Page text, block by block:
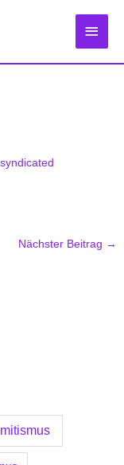
,syndicated
Nächster Beitrag →